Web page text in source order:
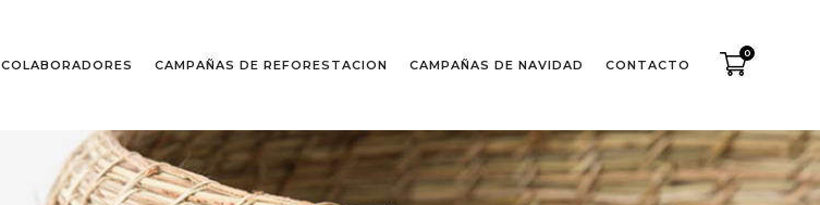
0
COLABORADORES CAMPAÑAS DE REFORESTACION CAMPAÑAS DE NAVIDAD CONTACTO